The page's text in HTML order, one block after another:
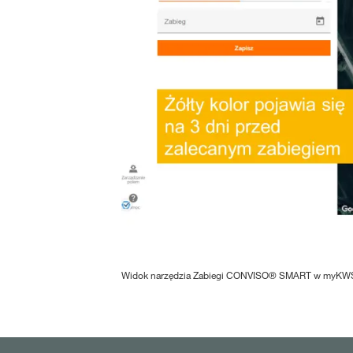
Widok narzędzia Zabiegi CONVISO® SMART w